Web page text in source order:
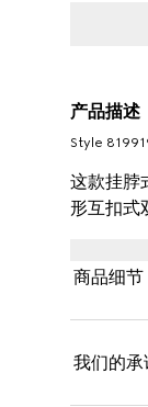
产品描述
Style
这款挂脖
形互扣式
商品细节
我们的承